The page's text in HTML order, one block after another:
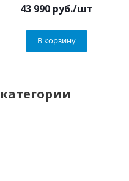
43 990 руб./шт
В корзину